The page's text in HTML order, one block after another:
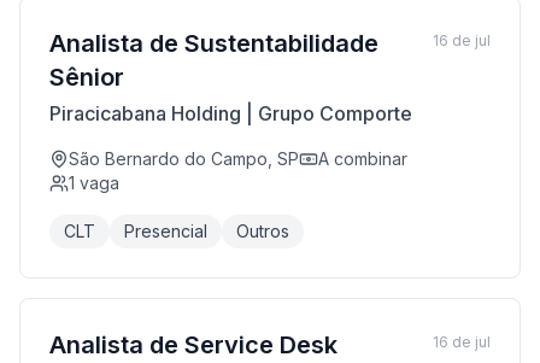
Analista de Sustentabilidade
Sênior
Piracicabana Holding | Grupo Comporte
São Bernardo do Campo, SP
A combinar
1 vaga
CLT Presencial Outros
16 de jul
Analista de Service Desk 16 de jul